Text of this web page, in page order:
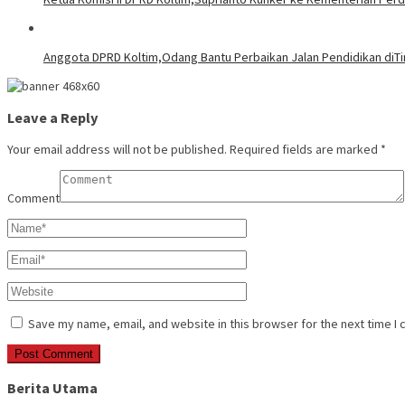
Anggota DPRD Koltim,Odang Bantu Perbaikan Jalan Pendidikan
Leave a Reply
Your email address will not be published. Required fields are marked *
Comment
Save my name, email, and website in this browser for the next time I
Berita Utama